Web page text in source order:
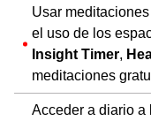
Usar
el uso de los
Insight Timer,
meditaciones
Acceder a diario a